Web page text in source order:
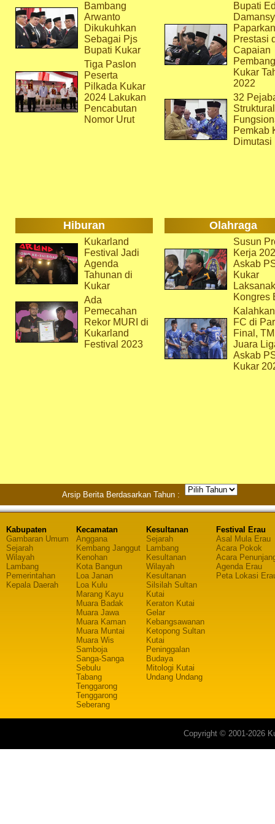
Bambang
Arwanto
Dikukuhkan
Sebagai Pjs
Bupati Kukar
Tiga Paslon
Peserta
Pilkada Kukar
2024 Lakukan
Pencabutan
Nomor Urut
Bupati
Paparkan
Prestasi
Capaian
Kukar
2022
32
Pemkab
Dimutasi
Hiburan Olahraga
Kukarland
Festival Jadi
Agenda
Tahunan di
Kukar
Ada
Pemecahan
Rekor MURI di
Kukarland
Festival 2023
Susun
Kerja
Askab
Kukar
Kongres
FC di
Final,
Juara
Askab
Kukar
Arsip Berita Berdasarkan Tahun :
Kabupaten
Gambaran Umum
Sejarah
Wilayah
Lambang
Pemerintahan
Kepala Daerah
Kecamatan
Anggana
Kembang Janggut
Kenohan
Kota Bangun
Loa Janan
Loa Kulu
Marang Kayu
Muara Badak
Muara Jawa
Muara Kaman
Muara Muntai
Muara Wis
Samboja
Sanga-Sanga
Sebulu
Tabang
Tenggarong
Tenggarong
Seberang
Kesultanan
Sejarah
Lambang
Kesultanan
Wilayah
Kesultanan
Silsilah Sultan
Kutai
Keraton Kutai
Gelar
Kebangsawanan
Ketopong Sultan
Kutai
Peninggalan
Budaya
Mitologi Kutai
Undang Undang
Festival Erau
Asal Mula Erau
Acara Pokok
Acara
Agenda Erau
Peta Lokasi
Copyright © 2001-2026